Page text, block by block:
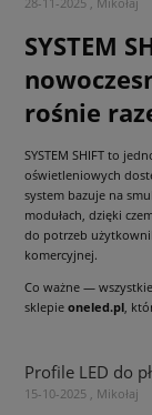
SYSTEM
rośnie
SYSTEM SHIFT to
oświetleniowych
system bazuje na
modułach, dzięki
do potrzeb
komercyjnej.
Co ważne —
sklepie oneled.pl,
Profile LED do
15-10-2025 , Mikołaj